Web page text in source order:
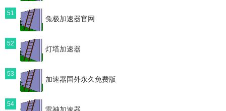
51
兔极加速器官网
52
灯塔加速器
53
加速器国外永久免费版
54
雷神加速器